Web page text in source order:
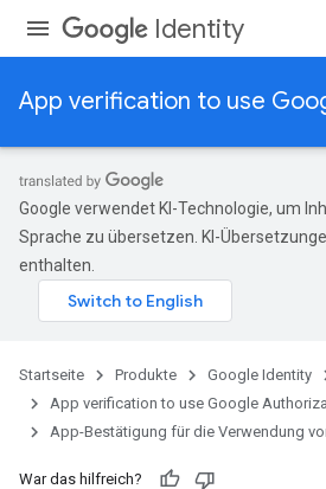
Identity
App verification to use
Google verwendet KI-Technologie, um
Sprache zu übersetzen. KI-
enthalten.
Startseite Produkte Google Identity
App verification to use Google
App-Bestätigung für die Verwendung
War das hilfreich?